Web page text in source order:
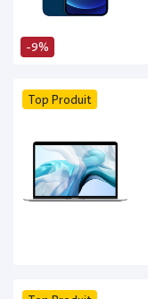
-9%
Top Produit